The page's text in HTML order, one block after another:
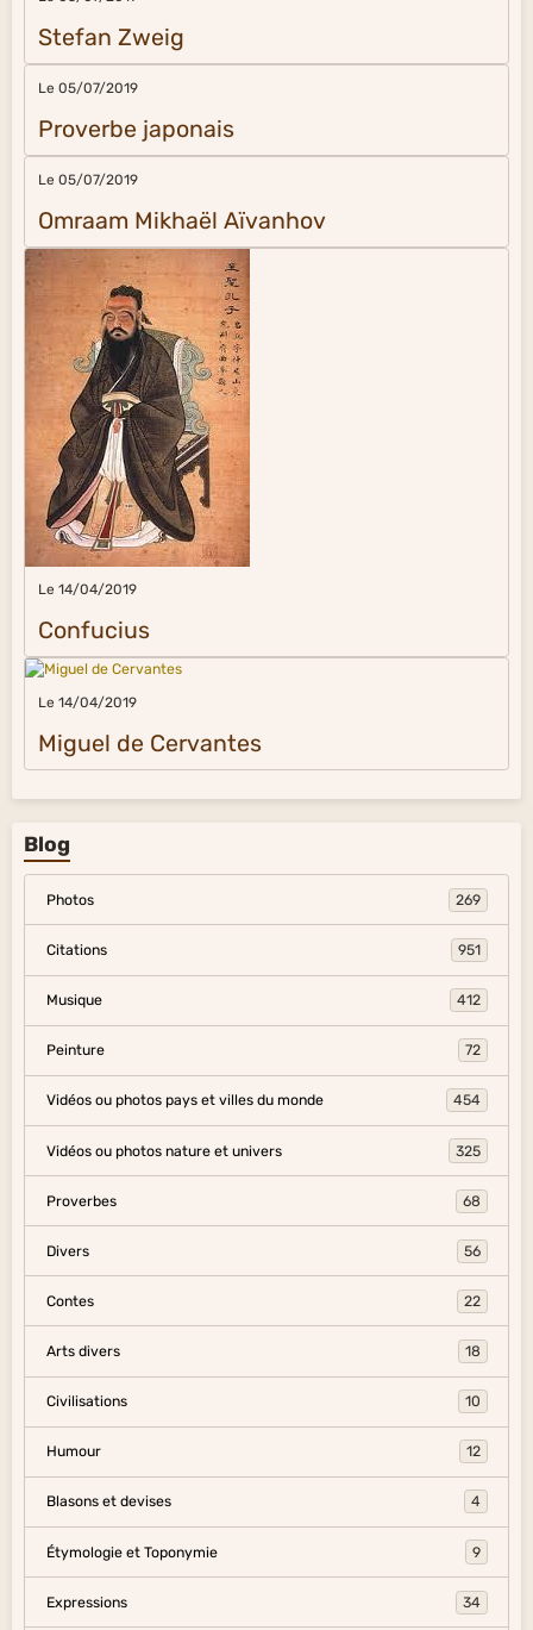
Stefan Zweig
Le 05/07/2019
Proverbe japonais
Le 05/07/2019
Omraam Mikhaël Aïvanhov
Le 14/04/2019
Confucius
Le 14/04/2019
Miguel de Cervantes
Blog
Photos 269
Citations 951
Musique 412
Peinture 72
Vidéos ou photos pays et villes du monde 454
Vidéos ou photos nature et univers 325
Proverbes 68
Divers 56
Contes 22
Arts divers 18
Civilisations 10
Humour 12
Blasons et devises 4
Étymologie et Toponymie 9
Expressions 34